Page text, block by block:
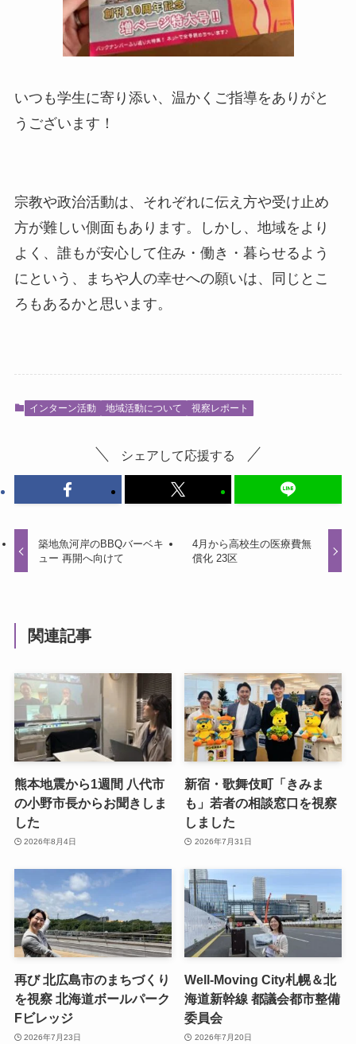
いつも学生に寄り添い、温かくご指導をありがと
うございます！
宗教や政治活動は、それぞれに伝え方や受け止め
方が難しい側面もあります。しかし、地域をより
よく、誰もが安心して住み・働き・暮らせるよう
にという、まちや人の幸せへの願いは、同じとこ
ろもあるかと思います。
インターン活動 地域活動について 視察レポート
シェアして応援する
築地魚河岸のBBQバーベキ
ュー 再開へ向けて
4月から高校生の医療費無
償化 23区
関連記事
熊本地震から1週間 八代市
の小野市長からお聞きしま
した
2026年8月4日
新宿・歌舞伎町「きみま
も」若者の相談窓口を視察
しました
2026年7月31日
再び 北広島市のまちづくり
を視察 北海道ボールパーク
Fビレッジ
2026年7月23日
Well-Moving City札幌＆北
海道新幹線 都議会都市整備
委員会
2026年7月20日